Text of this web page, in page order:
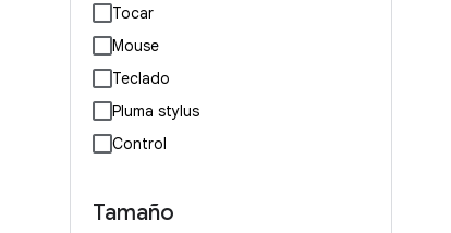
Tocar
Mouse
Teclado
Pluma stylus
Control
Tamaño